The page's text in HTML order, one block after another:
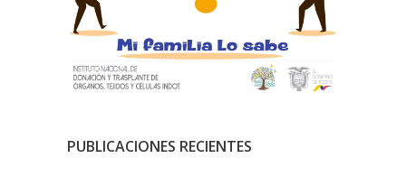
PUBLICACIONES RECIENTES